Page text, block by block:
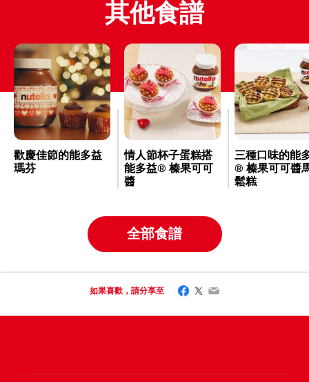
其他食譜
歡慶佳節的能多益
瑪芬
情人節杯子蛋糕搭
能多益® 榛果可可
醬
三種口味的能
® 榛果可可醬
鬆糕
全部食譜
如果喜歡，請分享至 Facebook
Twitter
Email